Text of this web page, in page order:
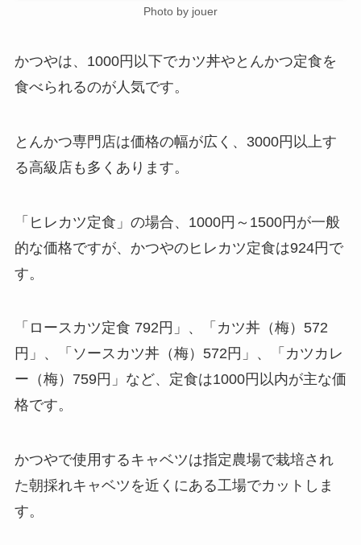
Photo by jouer
かつやは、1000円以下でカツ丼やとんかつ定食を
食べられるのが人気です。
とんかつ専門店は価格の幅が広く、3000円以上す
る高級店も多くあります。
「ヒレカツ定食」の場合、1000円～1500円が一般
的な価格ですが、かつやのヒレカツ定食は924円で
す。
「ロースカツ定食 792円」、「カツ丼（梅）572
円」、「ソースカツ丼（梅）572円」、「カツカレ
ー（梅）759円」など、定食は1000円以内が主な価
格です。
かつやで使用するキャベツは指定農場で栽培され
た朝採れキャベツを近くにある工場でカットしま
す。